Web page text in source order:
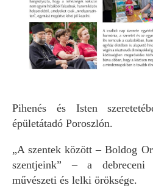
Pihenés és Isten
épületátadó Poroszlón.
„A szentek között – Boldog
szentjeink” – a debreceni
művészeti és lelki öröksége.